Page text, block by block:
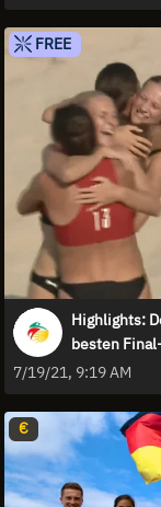
FREE
Highlights:
besten
7/19/21, 9:19 AM
€